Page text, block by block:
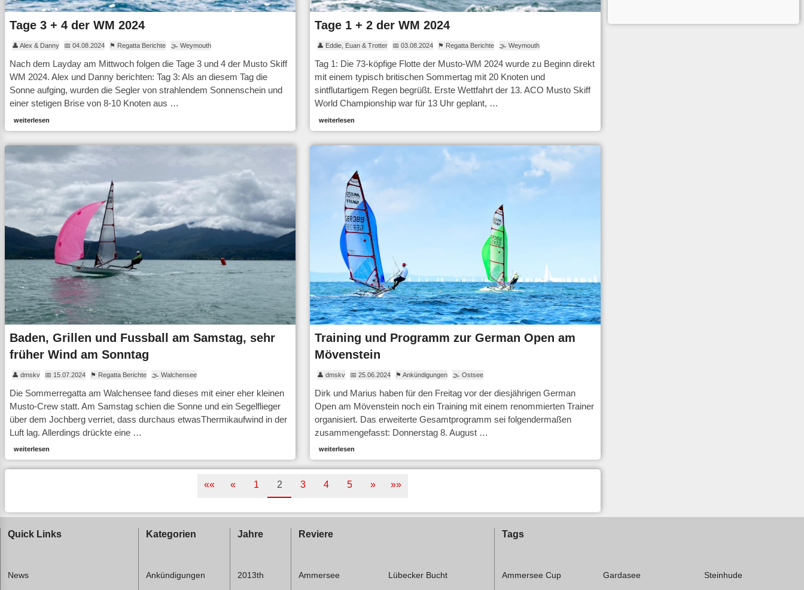
Tage 3 + 4 der WM 2024
👤 Alex & Danny 📅 04.08.2024 ⚑ Regatta Berichte 🌫 Weymouth
Nach dem Layday am Mittwoch folgen die Tage 3 und 4 der Musto Skiff
WM 2024. Alex und Danny berichten: Tag 3: Als an diesem Tag die
Sonne aufging, wurden die Segler von strahlendem Sonnenschein und
einer stetigen Brise von 8-10 Knoten aus …
weiterlesen
Tage 1 + 2 der WM 2024
👤 Eddie, Euan & Trotter 📅 03.08.2024 ⚑ Regatta Berichte 🌫 Weymouth
Tag 1: Die 73-köpfige Flotte der Musto-WM 2024 wurde zu Beginn direkt
mit einem typisch britischen Sommertag mit 20 Knoten und
sintflutartigem Regen begrüßt. Erste Wettfahrt der 13. ACO Musto Skiff
World Championship war für 13 Uhr geplant, …
weiterlesen
Baden, Grillen und Fussball am Samstag, sehr
früher Wind am Sonntag
👤 dmskv 📅 15.07.2024 ⚑ Regatta Berichte 🌫 Walchensee
Die Sommerregatta am Walchensee fand dieses mit einer eher kleinen
Musto-Crew statt. Am Samstag schien die Sonne und ein Segelflieger
über dem Jochberg verriet, dass durchaus etwasThermikaufwind in der
Luft lag. Allerdings drückte eine …
weiterlesen
Training und Programm zur German Open am
Mövenstein
👤 dmskv 📅 25.06.2024 ⚑ Ankündigungen 🌫 Ostsee
Dirk und Marius haben für den Freitag vor der diesjährigen German
Open am Mövenstein noch ein Training mit einem renommierten Trainer
organisiert. Das erweiterte Gesamtprogramm sei folgendermaßen
zusammengefasst: Donnerstag 8. August …
weiterlesen
«« « 1 2 3 4 5 » »»
Quick Links
News
Kategorien
Ankündigungen
Jahre
2013th
Reviere
Ammersee Lübecker Bucht
Tags
Ammersee Cup Gardasee Steinhude